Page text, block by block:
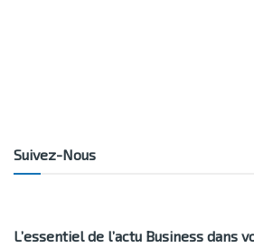
Suivez-Nous
L’essentiel de l’actu Business dans